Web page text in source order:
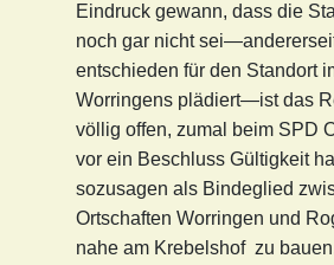
Eindruck gewann, dass die
noch gar nicht
entschieden für den Standort
Worringens plädiert—ist das
völlig offen, zumal beim SPD
vor ein Beschluss Gültigkeit
sozusagen als Bindeglied
Ortschaften Worringen und
nahe am Krebelshof zu